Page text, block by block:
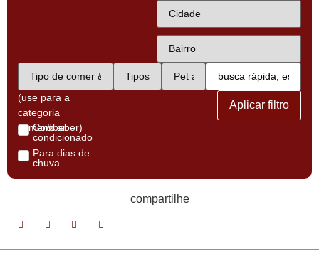
(use para a
categoria
comer&beber)
Com ar
condicionado
Para dias de
chuva
Aplicar filtro
compartilhe